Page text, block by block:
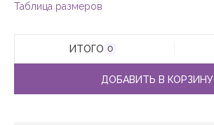
Таблица размеров
ИТОГО 0
ДОБАВИТЬ В КОРЗИНУ